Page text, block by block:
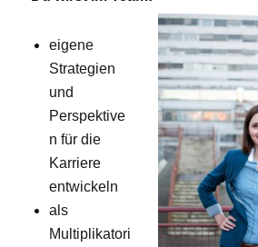
eigene
Strategien
und
Perspektive
n für die
Karriere
entwickeln
als
Multiplikatori